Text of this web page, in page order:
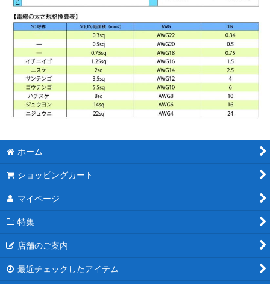
ホーム
ショッピングカート
マイページ
特集
店舗のご案内
最近チェックしたアイテム